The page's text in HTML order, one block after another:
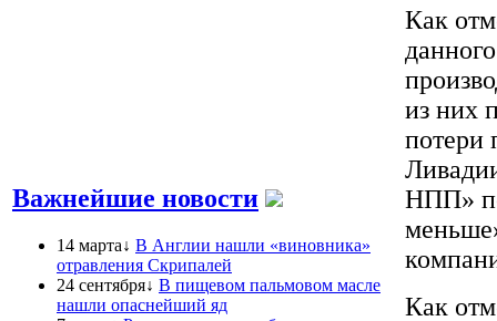
Важнейшие новости
14 марта↓ В Англии нашли «виновника»
отравления Скрипалей
24 сентября↓ В пищевом пальмовом масле
нашли опаснейший яд
Как
из них
потери
НПП»
Как